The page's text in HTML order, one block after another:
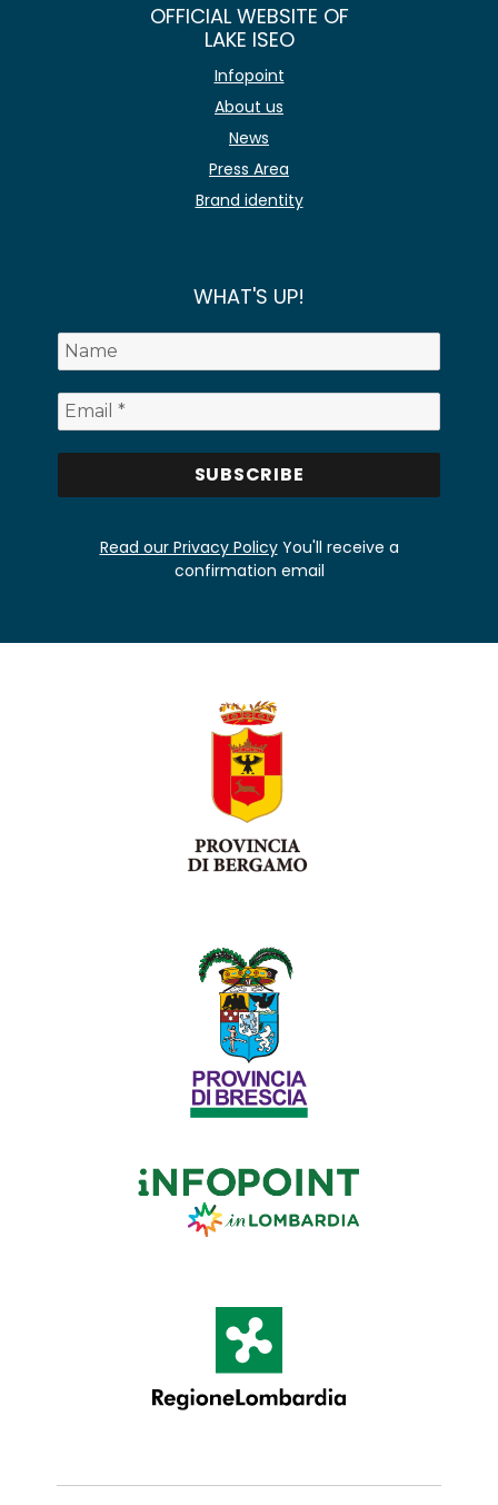
OFFICIAL WEBSITE OF
LAKE ISEO
Infopoint
About us
News
Press Area
Brand identity
WHAT'S UP!
Read our Privacy PolicyYou'll receive a
confirmation email